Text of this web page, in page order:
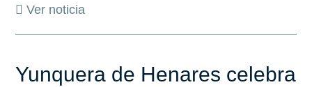
Ver noticia
Yunquera de Henares celebra